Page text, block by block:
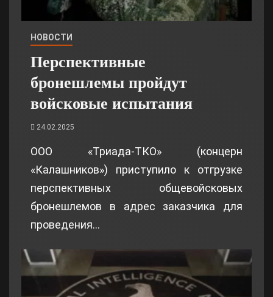
НОВОСТИ
Перспективные
бронешлемы пройдут
войсковые испытания
24.02.2025
ООО «Триада-ТКО» (концерн
«Калашников») приступило к отгрузке
перспективных общевойсковых
бронешлемов в адрес заказчика для
проведения…